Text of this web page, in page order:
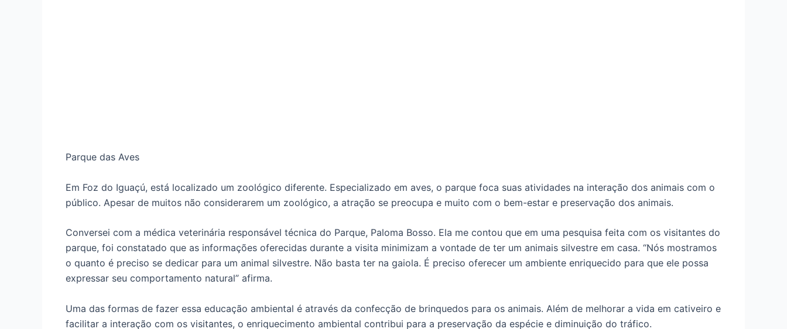
Parque das Aves
Em Foz do Iguaçú, está localizado um zoológico diferente. Especializado em aves, o parque foca suas atividades na interação dos animais com o
público. Apesar de muitos não considerarem um zoológico, a atração se preocupa e muito com o bem-estar e preservação dos animais.
Conversei com a médica veterinária responsável técnica do Parque, Paloma Bosso. Ela me contou que em uma pesquisa feita com os visitantes do
parque, foi constatado que as informações oferecidas durante a visita minimizam a vontade de ter um animais silvestre em casa. “Nós mostramos
o quanto é preciso se dedicar para um animal silvestre. Não basta ter na gaiola. É preciso oferecer um ambiente enriquecido para que ele possa
expressar seu comportamento natural” afirma.
Uma das formas de fazer essa educação ambiental é através da confecção de brinquedos para os animais. Além de melhorar a vida em cativeiro e
facilitar a interação com os visitantes, o enriquecimento ambiental contribui para a preservação da espécie e diminuição do tráfico.